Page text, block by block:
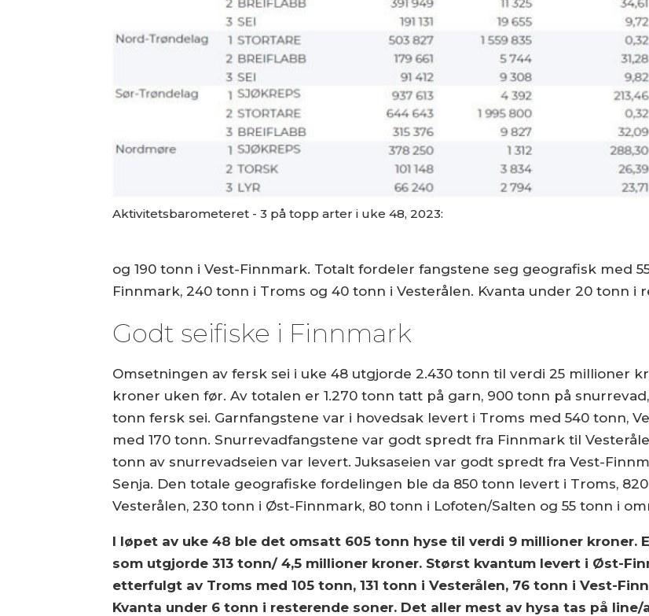
Aktivitetsbarometeret - 3 på topp arter i uke 48, 2023:
og 190 tonn i Vest-Finnmark. Totalt fordeler fangstene seg geografisk med
Finnmark, 240 tonn i Troms og 40 tonn i Vesterålen. Kvanta under 20 tonn i
Godt seifiske i Finnmark
Omsetningen av fersk sei i uke 48 utgjorde 2.430 tonn til verdi 25 millioner
kroner uken før. Av totalen er 1.270 tonn tatt på garn, 900 tonn på
tonn fersk sei. Garnfangstene var i hovedsak levert i Troms med 540 tonn,
med 170 tonn. Snurrevadfangstene var godt spredt fra Finnmark til
tonn av snurrevadseien var levert. Juksaseien var godt spredt fra Vest-
Senja. Den totale geografiske fordelingen ble da 850 tonn levert i Troms,
Vesterålen, 230 tonn i Øst-Finnmark, 80 tonn i Lofoten/Salten og 55 tonn i
I løpet av uke 48 ble det omsatt 605 tonn hyse til verdi 9 millioner
som utgjorde 313 tonn/ 4,5 millioner kroner. Størst kvantum levert i Øst-
etterfulgt av Troms med 105 tonn, 131 tonn i Vesterålen, 76 tonn i Vest-
Kvanta under 6 tonn i resterende soner. Det aller mest av hysa tas på